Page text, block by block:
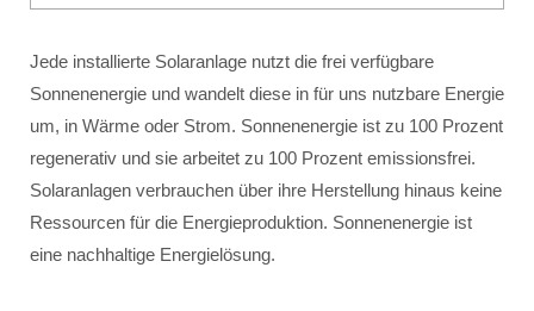
Jede installierte Solaranlage nutzt die frei verfügbare
Sonnenenergie und wandelt diese in für uns nutzbare Energie
um, in Wärme oder Strom. Sonnenenergie ist zu 100 Prozent
regenerativ und sie arbeitet zu 100 Prozent emissionsfrei.
Solaranlagen verbrauchen über ihre Herstellung hinaus keine
Ressourcen für die Energieproduktion. Sonnenenergie ist
eine nachhaltige Energielösung.